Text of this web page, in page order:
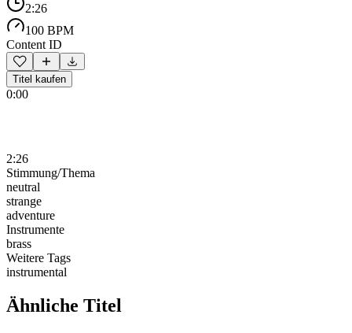
2:26
100 BPM
Content ID
Titel kaufen
0:00
2:26
Stimmung/Thema
neutral
strange
adventure
Instrumente
brass
Weitere Tags
instrumental
Ähnliche Titel